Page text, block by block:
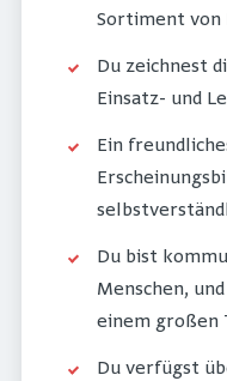
Sortiment von
Du zeichnest
Einsatz- und
Ein
Du bist
Menschen,
einem großen
Du verfügst